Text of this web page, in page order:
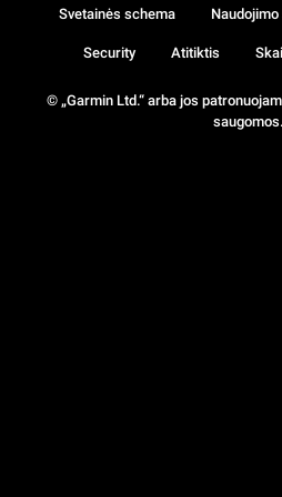
© „Garmin Ltd.“ arba jos
saugomos.
Svetainės schema
Security Atitiktis